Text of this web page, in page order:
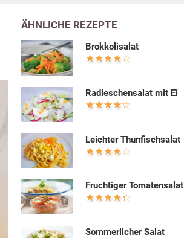
ÄHNLICHE REZEPTE
Brokkolisalat
Radieschensalat mit Ei
Leichter Thunfischsalat
Fruchtiger Tomatensalat
Sommerlicher Salat